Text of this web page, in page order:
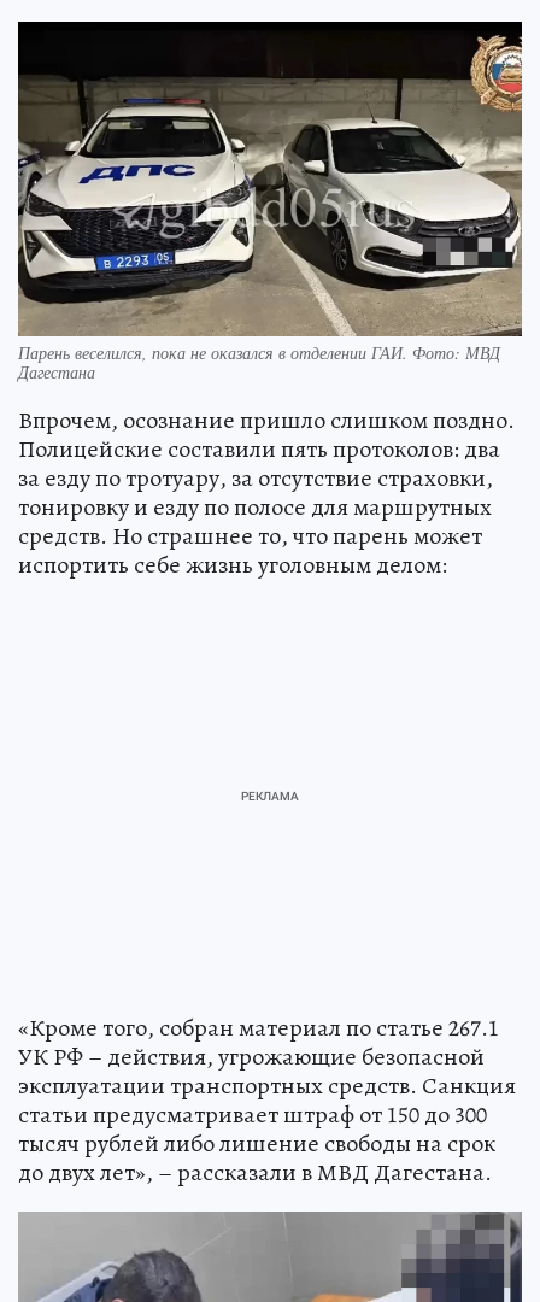
Парень веселился, пока не оказался в отделении ГАИ. Фото: МВД
Дагестана
Впрочем, осознание пришло слишком поздно.
Полицейские составили пять протоколов: два
за езду по тротуару, за отсутствие страховки,
тонировку и езду по полосе для маршрутных
средств. Но страшнее то, что парень может
испортить себе жизнь уголовным делом:
«Кроме того, собран материал по статье 267.1
УК РФ – действия, угрожающие безопасной
эксплуатации транспортных средств. Санкция
статьи предусматривает штраф от 150 до 300
тысяч рублей либо лишение свободы на срок
до двух лет», – рассказали в МВД Дагестана.